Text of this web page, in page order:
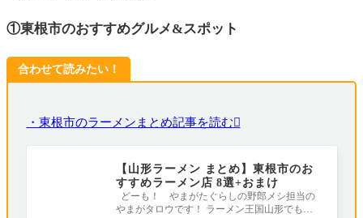
①東根市のおすすめグルメ&スポット
合わせて読みたい！
・東根市のラーメンまとめ記事を読む
【山形ラーメン まとめ】東根市のお
すすめラーメン店 8選+おまけ
どーも！ やまがたぐらしの野郎メシ担当の
やまがタロウです！ ラーメン王国山形でも激